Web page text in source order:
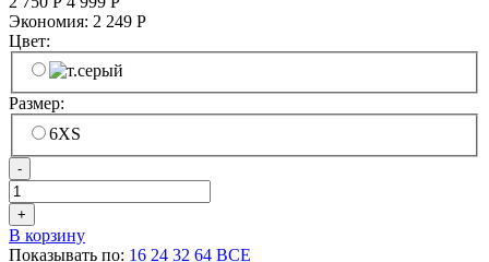
Экономия: 2 249 Р
Цвет:
Размер:
6XS
-
+
В корзину
Показывать по: 16 24 32 64 ВСЕ